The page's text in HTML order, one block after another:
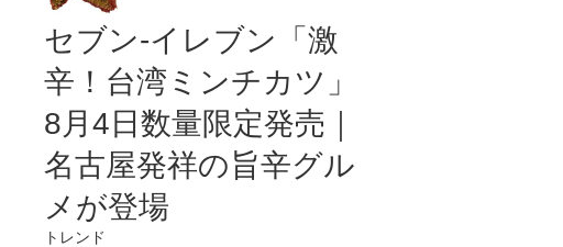
セブン-イレブン「激
辛！台湾ミンチカツ」
8月4日数量限定発売｜
名古屋発祥の旨辛グル
メが登場
トレンド